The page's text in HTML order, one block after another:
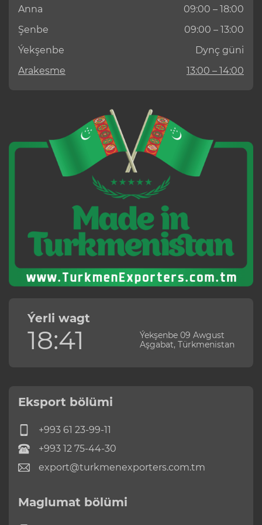
Anna
09:00 – 18:00
Şenbe
09:00 – 13:00
Ýekşenbe
Dynç güni
Arakesme
13:00 – 14:00
Ýerli wagt
18:41
Ýekşenbe 09 Awgust
Aşgabat, Türkmenistan
Eksport bölümi
+993 61 23-99-11
+993 12 75-44-30
export@turkmenexporters.com.tm
Maglumat bölümi